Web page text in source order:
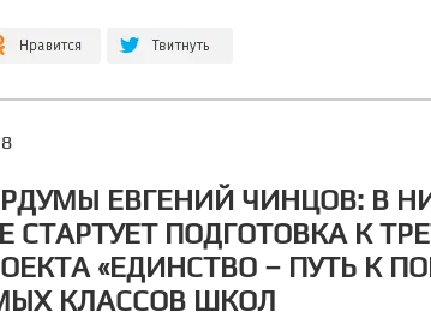
ЕВГЕНИЙ ЧИНЦОВ: В
СТАРТУЕТ ПОДГОТОВКА К
«ЕДИНСТВО – ПУТЬ К
КЛАССОВ ШКОЛ